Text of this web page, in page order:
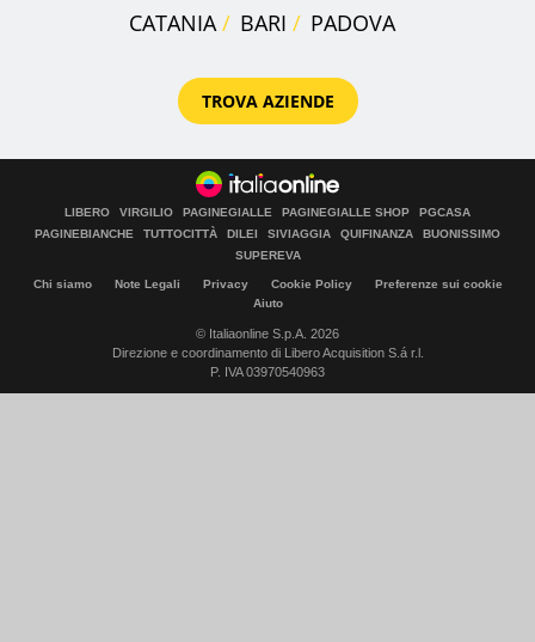
CATANIA
BARI PADOVA
TROVA AZIENDE
LIBERO VIRGILIO PAGINEGIALLE PAGINEGIALLE SHOP
PGCASA
PAGINEBIANCHE
TUTTOCITTÀ DILEI SIVIAGGIA QUIFINANZA
BUONISSIMO
SUPEREVA
Chi siamo Note Legali Privacy Cookie Policy
Preferenze sui cookie
Aiuto
© Italiaonline S.p.A. 2026
Direzione e coordinamento di Libero Acquisition S.á r.l.
P. IVA 03970540963